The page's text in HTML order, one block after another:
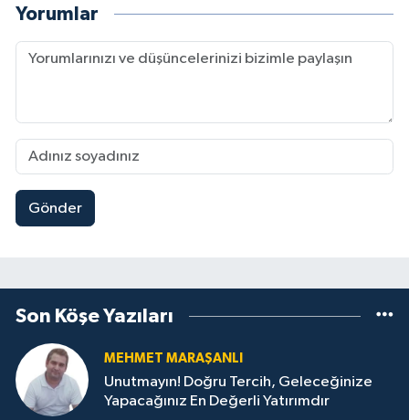
Yorumlar
Gönder
Son Köşe Yazıları
MEHMET MARAŞANLI
Unutmayın! Doğru Tercih, Geleceğinize
Yapacağınız En Değerli Yatırımdır